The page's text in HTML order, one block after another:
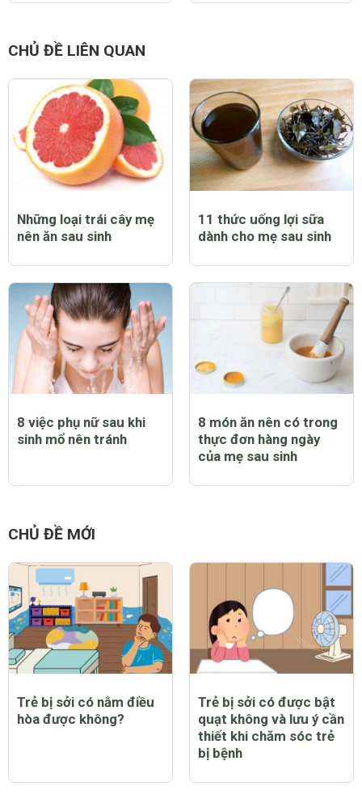
Top 5 cách làm móng
giò tốt cho sức khỏe bà
bầu và mẹ sau sinh
tại nhà
CHỦ ĐỀ LIÊN QUAN
Những loại trái cây mẹ
nên ăn sau sinh
11 thức uống lợi sữa
dành cho mẹ sau sinh
8 việc phụ nữ sau khi
sinh mổ nên tránh
của mẹ sau sinh
CHỦ ĐỀ MỚI